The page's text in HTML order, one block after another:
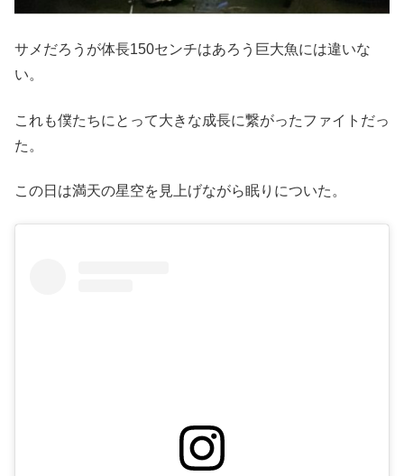
サメだろうが体長150センチはあろう巨大魚には違いな
い。
これも僕たちにとって大きな成長に繋がったファイトだっ
た。
この日は満天の星空を見上げながら眠りについた。